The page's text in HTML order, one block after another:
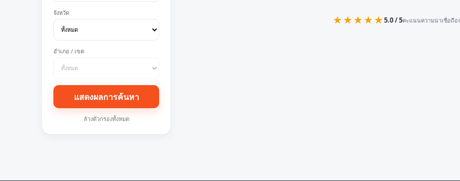
จังหวัด
อำเภอ / เขต
แสดงผลการค้นหา
ล้างตัวกรองทั้งหมด
★★★★★5.0 / 5คะแนนความน่าเชื่อถือ